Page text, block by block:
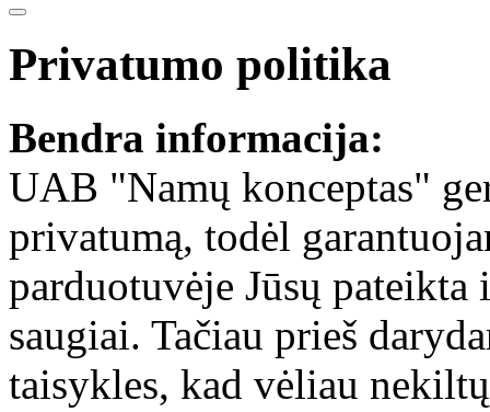
Privatumo politika
Bendra informacija:
UAB "Namų konceptas"
privatumą, todėl
parduotuvėje Jūsų
saugiai. Tačiau prieš
taisykles, kad vėliau